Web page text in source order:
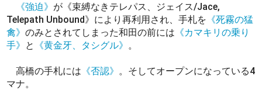
《強迫》 が《束縛なきテレパス、ジェイス/Jace,
Telepath Unbound》により再利用され、手札を 《死霧の猛
禽》のみとされてしまった和田の前には 《カマキリの乗り
手》 と 《黄金牙、タシグル》 。
高橋の手札には 《否認》 。そしてオープンになっている4
マナ。